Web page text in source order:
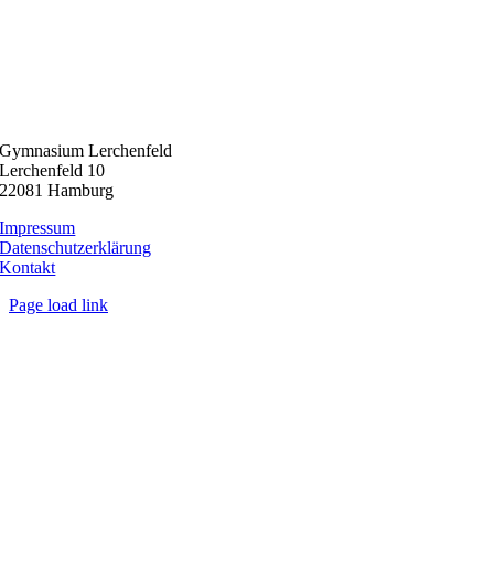
Gymnasium Lerchenfeld
Lerchenfeld 10
22081 Hamburg
Impressum
Datenschutzerklärung
Kontakt
Page load link